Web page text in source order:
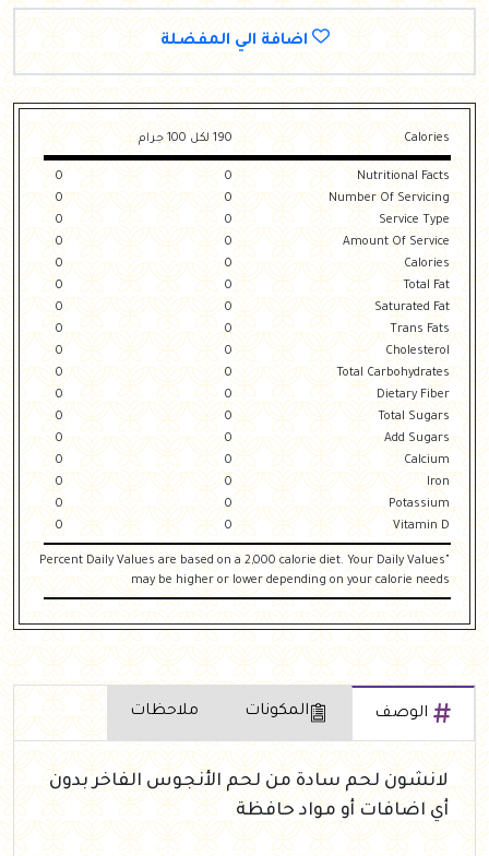
اضافة الي المفضلة
Calories 190 لكل 100 جرام
Nutritional Facts
0
0
Number Of Servicing
0
0
Service Type
0
0
Amount Of Service
0
0
Calories
0
0
Total Fat
0
0
Saturated Fat
0
0
Trans Fats
0
0
Cholesterol
0
0
Total Carbohydrates
0
0
Dietary Fiber
0
0
Total Sugars
0
0
Add Sugars
0
0
Calcium
0
0
Iron
0
0
Potassium
0
0
Vitamin D
0
0
"Percent Daily Values are based on a 2,000 calorie diet. Your Daily Values
may be higher or lower depending on your calorie needs
الوصف المكونات ملاحظات
لانشون لحم سادة من لحم الأنجوس الفاخر بدون
أي اضافات أو مواد حافظة